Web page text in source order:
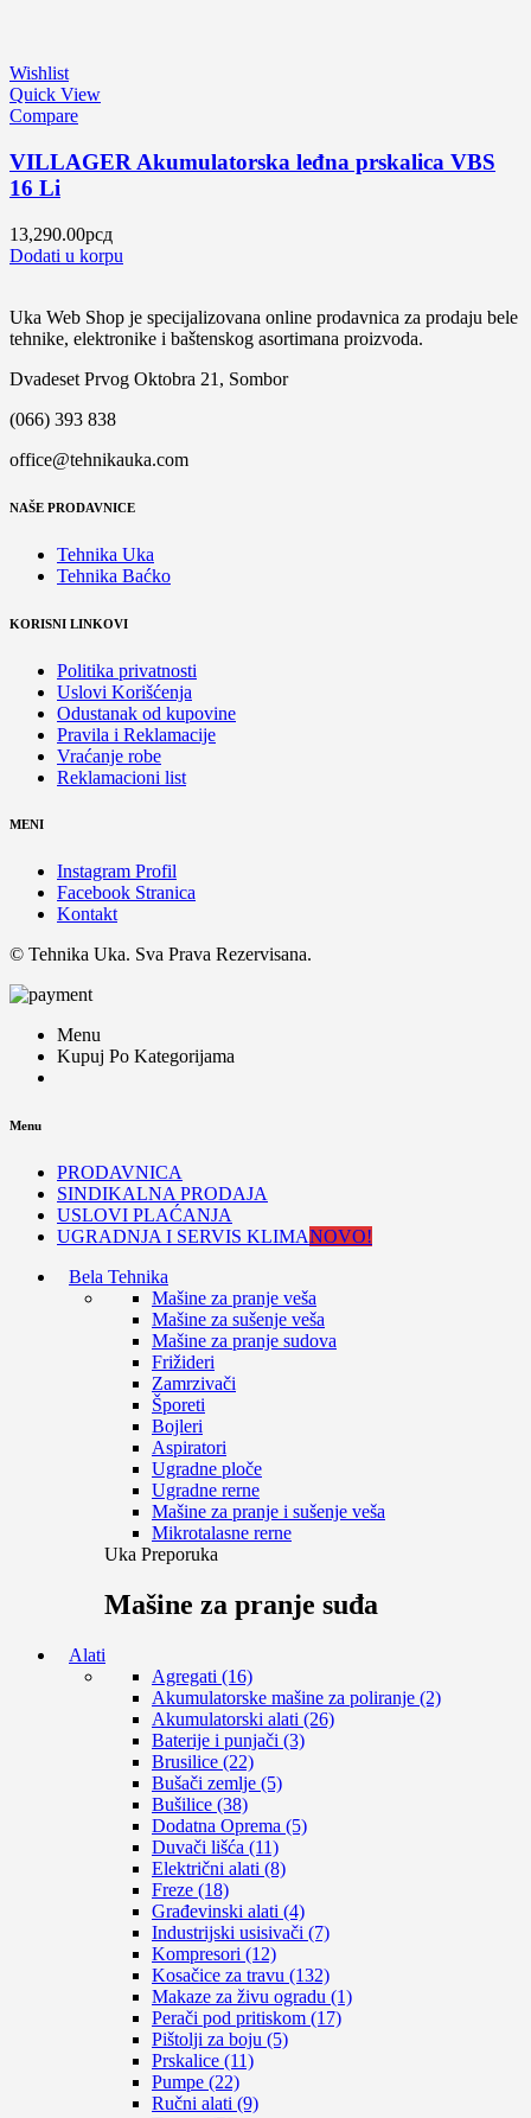
Wishlist
Quick View
Compare
VILLAGER Akumulatorska leđna prskalica VBS
16 Li
13,290.00рсд
Dodati u korpu
Uka Web Shop je specijalizovana online prodavnica za prodaju bele
tehnike, elektronike i baštenskog asortimana proizvoda.
Dvadeset Prvog Oktobra 21, Sombor
(066) 393 838
office@tehnikauka.com
NAŠE PRODAVNICE
Tehnika Uka
Tehnika Baćko
KORISNI LINKOVI
Politika privatnosti
Uslovi Korišćenja
Odustanak od kupovine
Pravila i Reklamacije
Vraćanje robe
Reklamacioni list
MENI
Instagram Profil
Facebook Stranica
Kontakt
© Tehnika Uka. Sva Prava Rezervisana.
Menu
Kupuj Po Kategorijama
Menu
PRODAVNICA
SINDIKALNA PRODAJA
USLOVI PLAĆANJA
UGRADNJA I SERVIS KLIMANOVO!
Bela Tehnika
Mašine za pranje veša
Mašine za sušenje veša
Mašine za pranje sudova
Frižideri
Zamrzivači
Šporeti
Bojleri
Aspiratori
Ugradne ploče
Ugradne rerne
Mašine za pranje i sušenje veša
Mikrotalasne rerne
Uka Preporuka
Mašine za pranje suđa
Alati
Agregati (16)
Akumulatorske mašine za poliranje (2)
Akumulatorski alati (26)
Baterije i punjači (3)
Brusilice (22)
Bušači zemlje (5)
Bušilice (38)
Dodatna Oprema (5)
Duvači lišća (11)
Električni alati (8)
Freze (18)
Građevinski alati (4)
Industrijski usisivači (7)
Kompresori (12)
Kosačice za travu (132)
Makaze za živu ogradu (1)
Perači pod pritiskom (17)
Pištolji za boju (5)
Prskalice (11)
Pumpe (22)
Ručni alati (9)